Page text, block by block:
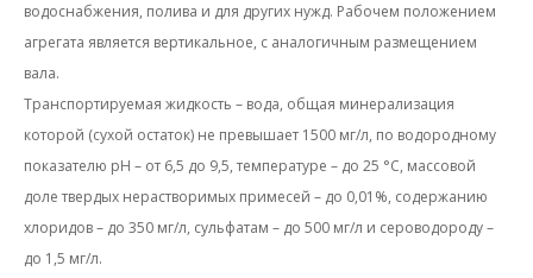
водоснабжения, полива и для других нужд. Рабочем положением
агрегата является вертикальное, с аналогичным размещением
вала.
Транспортируемая жидкость – вода, общая минерализация
которой (сухой остаток) не превышает 1500 мг/л, по водородному
показателю рН – от 6,5 до 9,5, температуре – до 25 °С, массовой
доле твердых нерастворимых примесей – до 0,01%, содержанию
хлоридов – до 350 мг/л, сульфатам – до 500 мг/л и сероводороду –
до 1,5 мг/л.